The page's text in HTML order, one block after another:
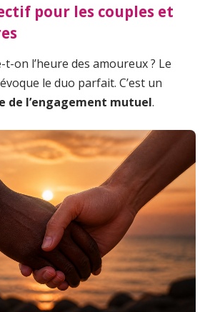
pour les couples et
t-on l’heure des amoureux ? Le
le duo parfait. C’est un
de l’engagement mutuel.